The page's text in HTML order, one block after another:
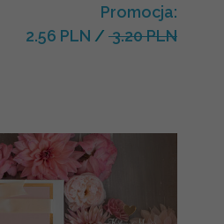
Promocja:
2.56 PLN / 3.20 PLN